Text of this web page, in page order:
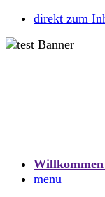
direkt zum
Willkommen
menu